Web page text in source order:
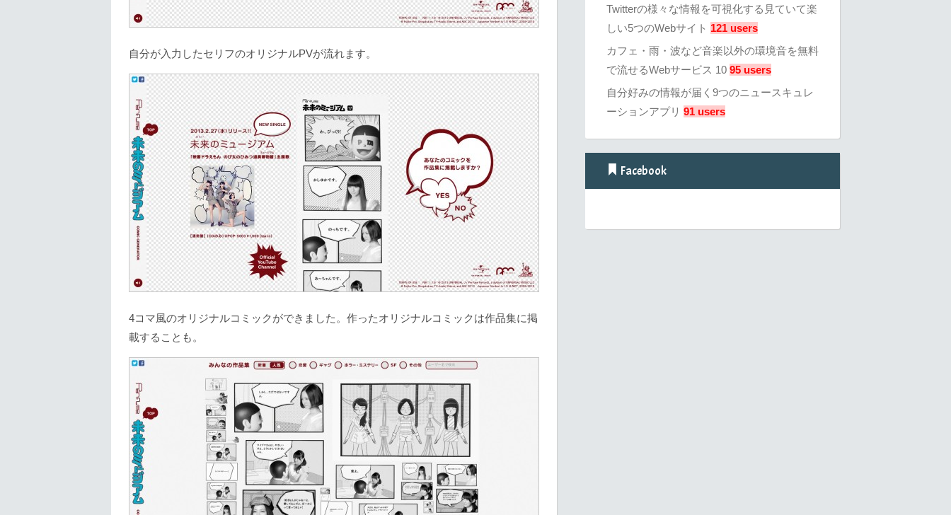
自分が入力したセリフのオリジナルPVが流れます。
4コマ風のオリジナルコミックができました。作ったオリジナルコミックは作品集に掲
載することも。
Twitterの様々な情報を可視化する見ていて楽
しい5つのWebサイト 121 users
カフェ・雨・波など音楽以外の環境音を無料
で流せるWebサービス 10 95 users
自分好みの情報が届く9つのニュースキュレ
ーションアプリ 91 users
Facebook